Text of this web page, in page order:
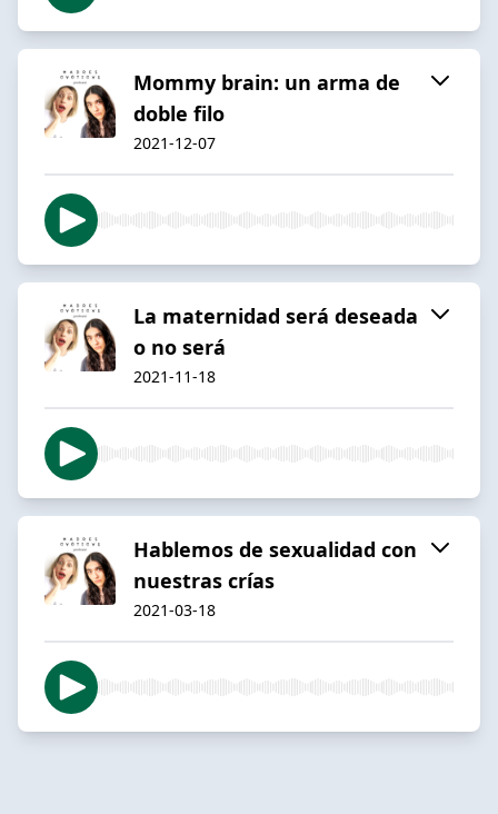
Mommy brain: un arma de
doble filo
2021-12-07
La maternidad será deseada
o no será
2021-11-18
Hablemos de sexualidad con
nuestras crías
2021-03-18